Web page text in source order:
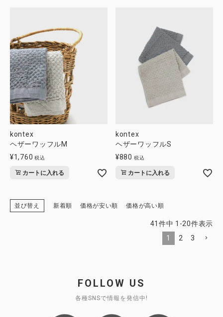
kontex
ヘザーワッフルM
¥1,760 税込
カートに入れる
kontex
ヘザーワッフルS
¥880 税込
カートに入れる
並び替え 新着順 価格が安い順 価格が高い順
41 件中 1 -20件表示
1
2 3
FOLLOW US
各種SNSで情報を発信中!